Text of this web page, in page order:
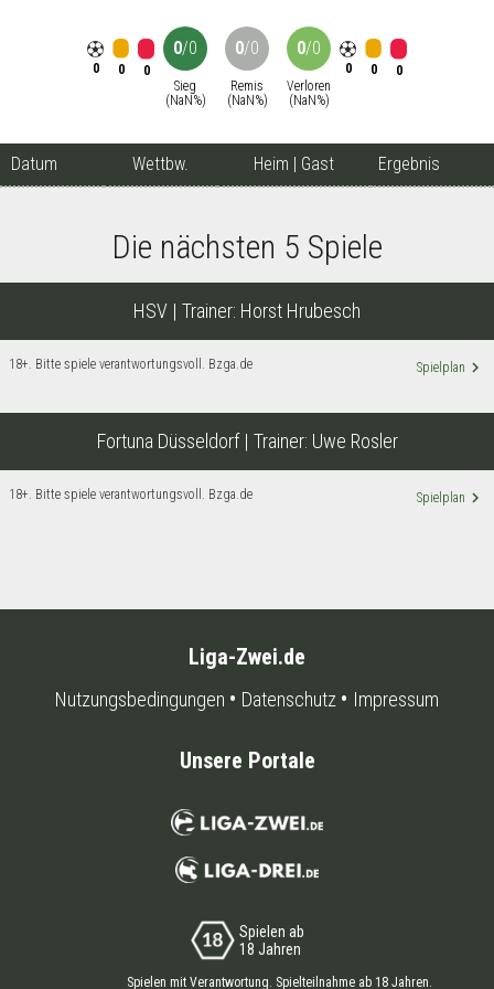
0 0 0
0/0
Sieg
(NaN%)
0/0
Remis
(NaN%)
0/0
Verloren
(NaN%)
0 0 0
Datum Wettbw. Heim | Gast Ergebnis
Die nächsten 5 Spiele
HSV | Trainer: Horst Hrubesch
18+. Bitte spiele verantwortungsvoll. Bzga.de Spielplan keyboard_arrow_right
Fortuna Düsseldorf| Trainer: Uwe Rosler
18+. Bitte spiele verantwortungsvoll. Bzga.de Spielplan keyboard_arrow_right
Liga-Zwei.de
Nutzungsbedingungen Datenschutz Impressum
Unsere Portale
Spielen ab
18 Jahren
Spielen mit Verantwortung. Spielteilnahme ab 18 Jahren.